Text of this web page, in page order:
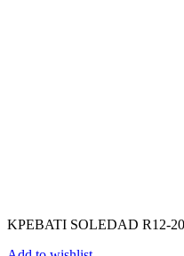
ΚΡΕΒΑΤΙ SOLEDAD R12-